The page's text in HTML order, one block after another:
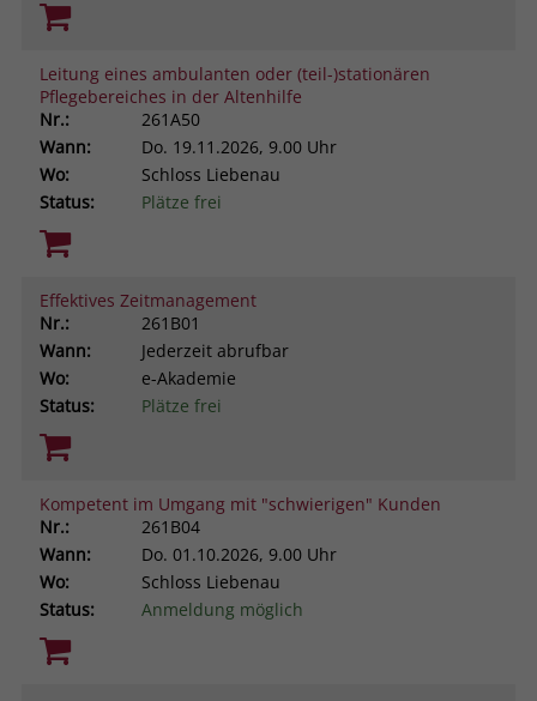
Leitung eines ambulanten oder (teil-)stationären
Pflegebereiches in der Altenhilfe
Nr.:
261A50
Wann:
Do. 19.11.2026, 9.00 Uhr
Wo:
Schloss Liebenau
Status:
Plätze frei
Effektives Zeitmanagement
Nr.:
261B01
Wann:
Jederzeit abrufbar
Wo:
e-Akademie
Status:
Plätze frei
Kompetent im Umgang mit "schwierigen" Kunden
Nr.:
261B04
Wann:
Do. 01.10.2026, 9.00 Uhr
Wo:
Schloss Liebenau
Status:
Anmeldung möglich